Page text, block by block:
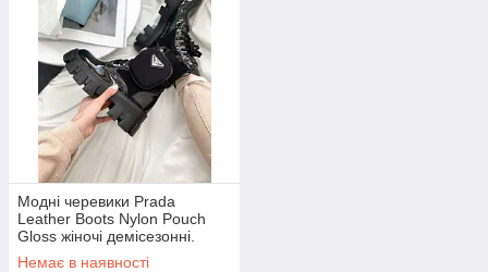
Модні черевики Prada
Leather Boots Nylon Pouch
Gloss жіночі демісезонні.
Стильні боти Прада Бутс
Немає в наявності